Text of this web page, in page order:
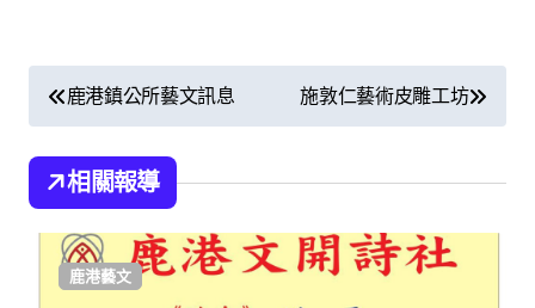
文
章
導
覽
鹿港鎮公所藝文訊息 施敦仁藝術皮雕工坊
相關報導
鹿港藝文